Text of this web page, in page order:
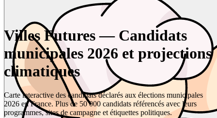
Villes Futures — Candidats
municipales 2026 et projections
climatiques
Carte interactive des candidats déclarés aux élections municipales
2026 en France. Plus de 50 000 candidats référencés avec leurs
programmes, sites de campagne et étiquettes politiques.